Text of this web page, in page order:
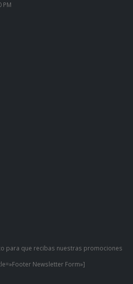
PM
para que recibas nuestras promociones
Newsletter Form»]